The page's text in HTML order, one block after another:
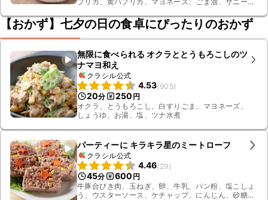
おろしニンニク、みりん、白いりごま
【おかず】七夕の日の食卓にぴったりのおかず
無限に食べられる オクラととうもろこしのツ
ナマヨ和え
クラシル公式
4.53(905)
20分 250 円
オクラ、とうもろこし、白すりごま、マヨネーズ、
しょうゆ、お湯、塩、ツナ水煮
パーティーに キラキラ星のミートローフ
クラシル公式
4.46(29)
45分 600 円
牛豚合びき肉、玉ねぎ、卵、牛乳、パン粉、塩こしょ
う、ウスターソース、ケチャップ、にんじん、砂糖、